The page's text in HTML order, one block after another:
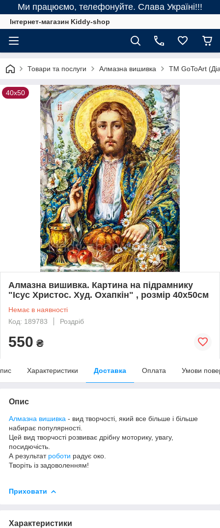
Ми працюємо, телефонуйте. Слава Україні!!!
Інтернет-магазин Kiddy-shop
Товари та послуги Алмазна вишивка ТМ GoToArt
40х50
Алмазна вишивка. Картина на підрамнику
"Ісус Христос. Худ. Охапкін" , розмір 40х50см
Немає в наявності
Код: 189783
Роздріб
550 ₴
Характеристики Доставка Оплата Умови
Опис
Алмазна вишивка - вид творчості, який все більше і більше
набирає популярності.
Цей вид творчості розвиває дрібну моторику, увагу,
посидючість.
А результат роботи радує око.
Творіть із задоволенням!
Приховати
Характеристики